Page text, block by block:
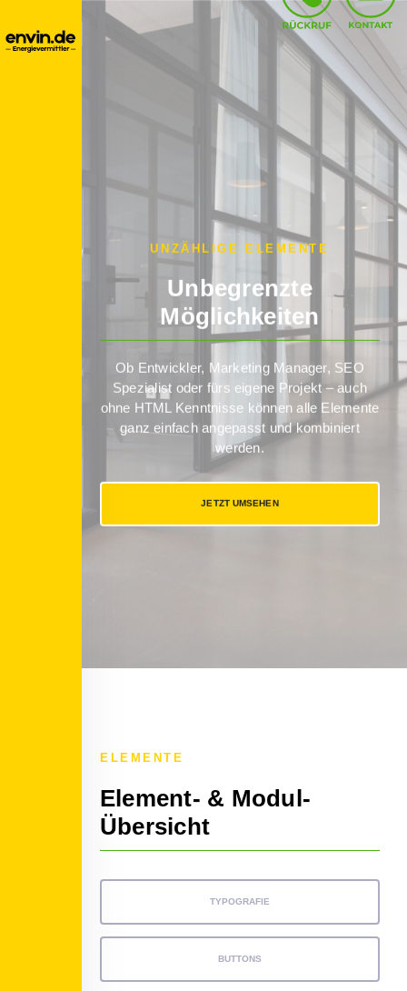
UNZÄHLIGE ELEMENTE
Unbegrenzte
Möglichkeiten
Ob Entwickler, Marketing Manager, SEO
Spezialist oder fürs eigene Projekt – auch
ohne HTML Kenntnisse können alle Elemente
ganz einfach angepasst und kombiniert
werden.
JETZT UMSEHEN
ELEMENTE
Element- & Modul-
Übersicht
TYPOGRAFIE
BUTTONS